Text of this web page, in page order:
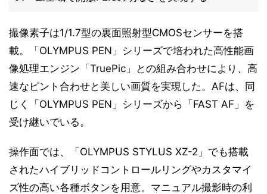
撮像素子は1/1.7型の裏面照射型CMOSセンサーを搭
載。「OLYMPUS PEN」シリーズで培われた高性能画
像処理エンジン「TruePic」との組み合わせにより、高
速なピント合わせと美しい画質を実現した。AFは、同
じく「OLYMPUS PEN」シリーズから「FAST AF」を
受け継いでいる。
操作面では、「OLYMPUS STYLUS XZ-2」でも搭載
されたハイブリッドコントロールリングやカスタマイ
ズ性の高い各種ボタンを用意。マニュアル撮影時の利